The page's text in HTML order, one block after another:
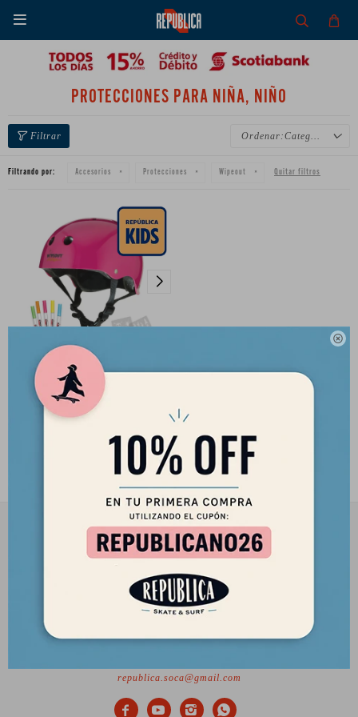


PROTECCIONES PARA NIÑA, NIÑO
Categoría
Filtrando por: Accesorios Protecciones Wipeout Quitar filtros
Casco de Niño Wipeout Neon
Pink Youth 5+
1.947
2901 8448 / 098 480 004
republica.soca@gmail.com
   